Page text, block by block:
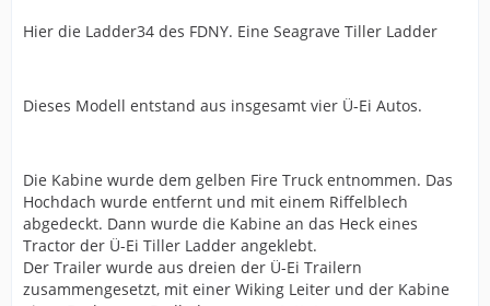
Hier die Ladder34 des FDNY. Eine Seagrave Tiller Ladder
Dieses Modell entstand aus insgesamt vier Ü-Ei Autos.
Die Kabine wurde dem gelben Fire Truck entnommen. Das
Hochdach wurde entfernt und mit einem Riffelblech
abgedeckt. Dann wurde die Kabine an das Heck eines
Tractor der Ü-Ei Tiller Ladder angeklebt.
Der Trailer wurde aus dreien der Ü-Ei Trailern
zusammengesetzt, mit einer Wiking Leiter und der Kabine